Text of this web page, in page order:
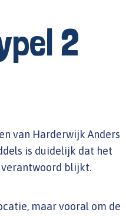
2
van Harderwijk Anders
is duidelijk dat het
blijkt.
maar vooral om de